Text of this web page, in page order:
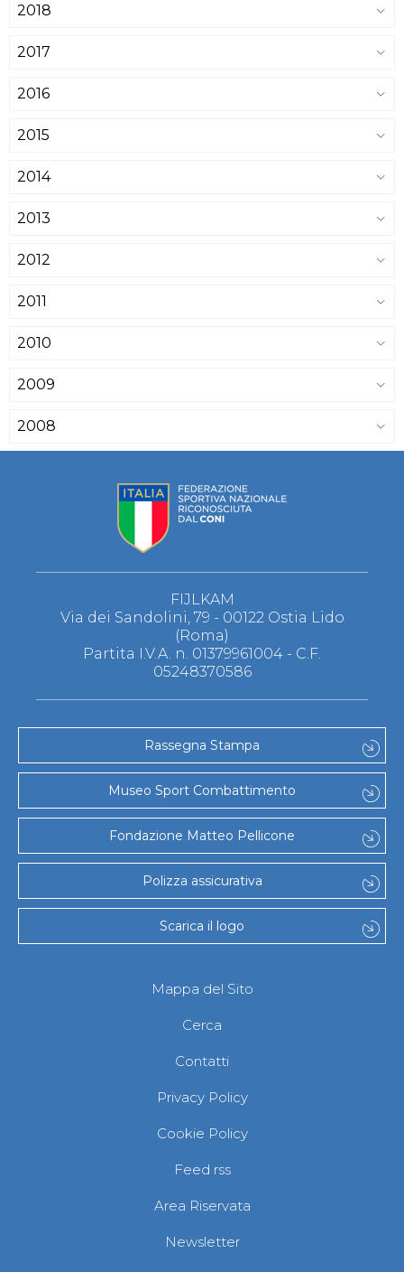
2018
2017
2016
2015
2014
2013
2012
2011
2010
2009
2008
FIJLKAM
Via dei Sandolini, 79 - 00122 Ostia Lido
(Roma)
Partita I.V.A. n. 01379961004 - C.F.
05248370586
Rassegna Stampa
Museo Sport Combattimento
Fondazione Matteo Pellicone
Polizza assicurativa
Scarica il logo
Mappa del Sito
Cerca
Contatti
Privacy Policy
Cookie Policy
Feed rss
Area Riservata
Newsletter